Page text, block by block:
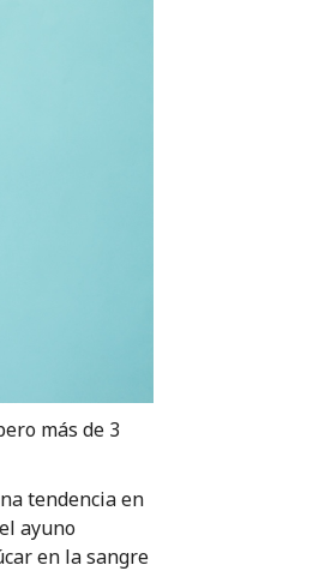
más de 3
tendencia en
ayuno
en la sangre